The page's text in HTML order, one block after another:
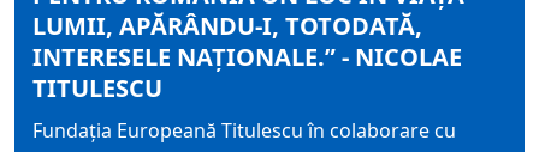
LUMII, APĂRÂNDU-I, TOTODATĂ,
INTERESELE NAȚIONALE.” - NICOLAE
TITULESCU
Fundaţia Europeană Titulescu în colaborare cu